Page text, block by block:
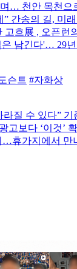
… 천안 목천으
” 간송의 길, 미
고흐展 , 오픈런
남긴다'… 29
슨트 #자화상
라질 수 있다”
고보다 ‘이것’
…휴가지에서 만